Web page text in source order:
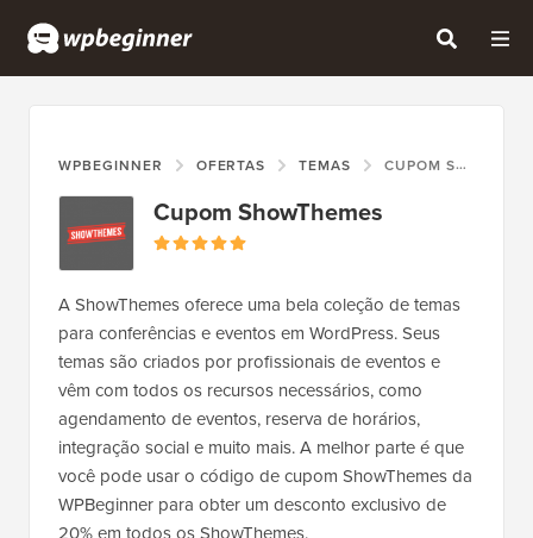
WPBEGINNER OFERTAS TEMAS CUPOM SHOWTHEMES
Cupom ShowThemes
A ShowThemes oferece uma bela coleção de temas
para conferências e eventos em WordPress. Seus
temas são criados por profissionais de eventos e
vêm com todos os recursos necessários, como
agendamento de eventos, reserva de horários,
integração social e muito mais. A melhor parte é que
você pode usar o código de cupom ShowThemes da
WPBeginner para obter um desconto exclusivo de